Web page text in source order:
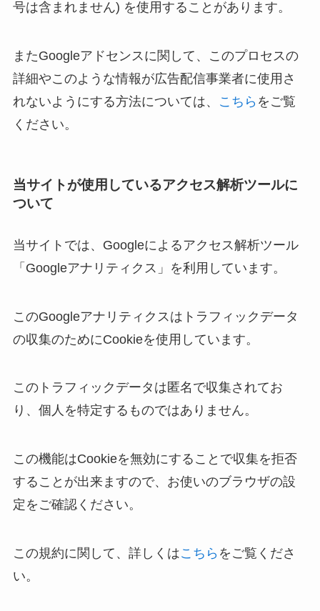
号は含まれません) を使用することがあります。
またGoogleアドセンスに関して、このプロセスの
詳細やこのような情報が広告配信事業者に使用さ
れないようにする方法については、
こちら をご覧
ください。
当サイトが使用しているアクセス解析ツールに
ついて
当サイトでは、Googleによるアクセス解析ツール
「Googleアナリティクス」を利用しています。
このGoogleアナリティクスはトラフィックデータ
の収集のためにCookieを使用しています。
このトラフィックデータは匿名で収集されてお
り、個人を特定するものではありません。
この機能はCookieを無効にすることで収集を拒否
することが出来ますので、お使いのブラウザの設
定をご確認ください。
この規約に関して、詳しくはこちら をご覧くださ
い。